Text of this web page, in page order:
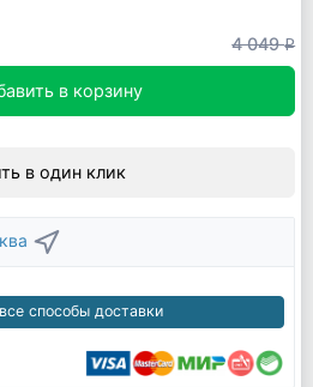
4 049q
в корзину
в один клик
способы доставки